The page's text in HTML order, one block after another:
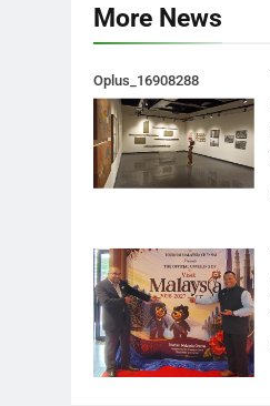
More News
Oplus_16908288